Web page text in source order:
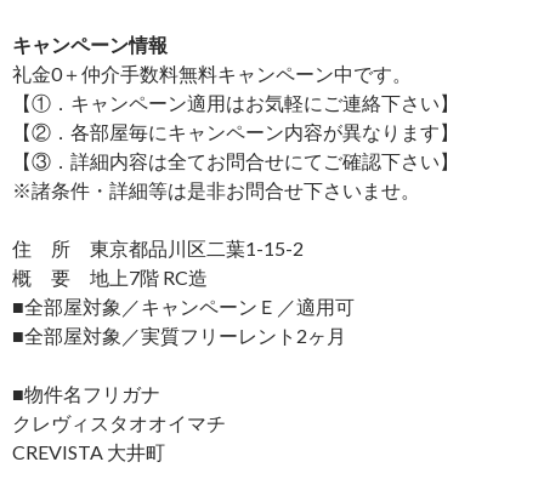
キャンペーン情報
礼金0＋仲介手数料無料キャンペーン中です。
【①．キャンペーン適用はお気軽にご連絡下さい】
【②．各部屋毎にキャンペーン内容が異なります】
【③．詳細内容は全てお問合せにてご確認下さい】
※諸条件・詳細等は是非お問合せ下さいませ。
住 所 東京都品川区二葉1-15-2
概 要 地上7階 RC造
■全部屋対象／キャンペーンＥ／適用可
■全部屋対象／実質フリーレント2ヶ月
■物件名フリガナ
クレヴィスタオオイマチ
CREVISTA 大井町